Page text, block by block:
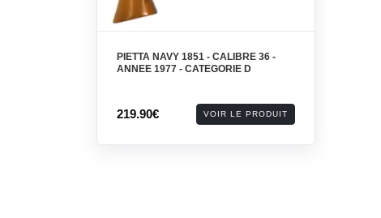
PIETTA NAVY 1851 - CALIBRE 36 -
ANNEE 1977 - CATEGORIE D
219.90€ VOIR LE PRODUIT